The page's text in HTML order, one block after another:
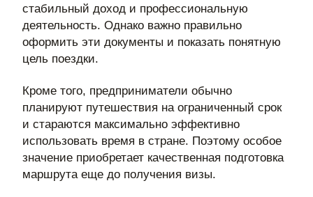
стабильный доход и профессиональную
деятельность. Однако важно правильно
оформить эти документы и показать понятную
цель поездки.
Кроме того, предприниматели обычно
планируют путешествия на ограниченный срок
и стараются максимально эффективно
использовать время в стране. Поэтому особое
значение приобретает качественная подготовка
маршрута еще до получения визы.